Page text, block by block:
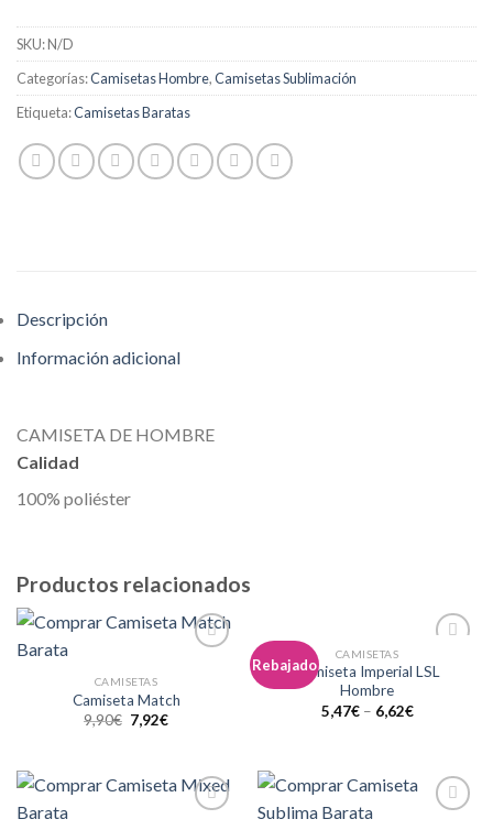
SKU:N/D
Categorías:Camisetas Hombre,Camisetas Sublimación
Etiqueta:Camisetas Baratas
Descripción
Información adicional
CAMISETA DE HOMBRE
Calidad
100% poliéster
Productos relacionados
CAMISETAS
Camiseta Match
9,90€ 7,92€
Rebajado
Añadir
a la
CAMISETAS
Camiseta Imperial LSL
Hombre
5,47€– 6,62€